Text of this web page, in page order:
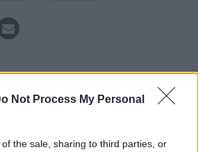
Not Process My Personal
the sale, sharing to third parties, or
la mostra di opere realizzate con